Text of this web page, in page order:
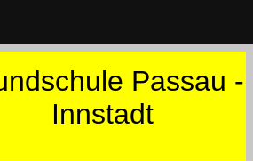
Passau -
Innstadt